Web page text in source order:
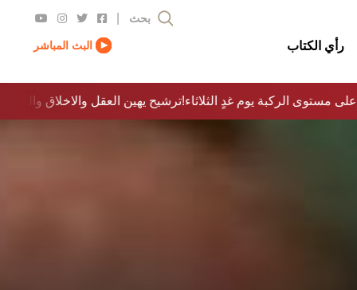
رأي الكتاب
بحث
البث المباشر
مستوى الركبة يوم غدٍ الثلاثاء